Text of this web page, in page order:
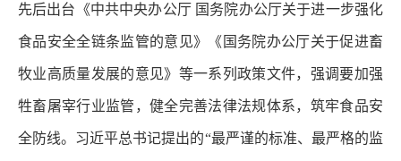
先后出台《中共中央办公厅 国务院办公厅关于进一步强化
食品安全全链条监管的意见》《国务院办公厅关于促进畜
牧业高质量发展的意见》等一系列政策文件，强调要加强
牲畜屠宰行业监管，健全完善法律法规体系，筑牢食品安
全防线。习近平总书记提出的“最严谨的标准、最严格的监